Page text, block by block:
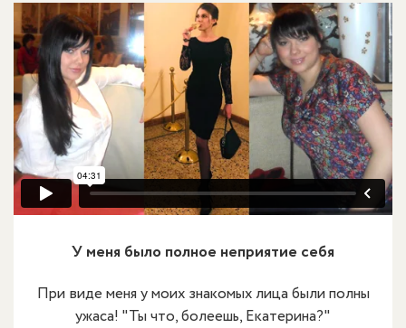
У меня было полное неприятие себя
При виде меня у моих знакомых лица были полны
ужаса! "Ты что, болеешь, Екатерина?"